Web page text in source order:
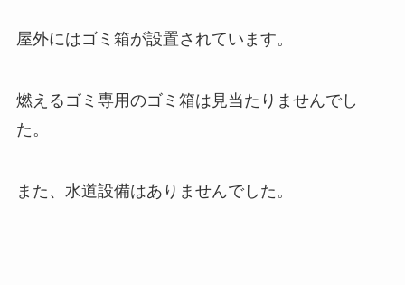
屋外にはゴミ箱が設置されています。
燃えるゴミ専用のゴミ箱は見当たりませんでし
た。
また、水道設備はありませんでした。